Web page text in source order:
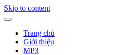
Skip to content
Trang chủ
Giới thiệu
MP3